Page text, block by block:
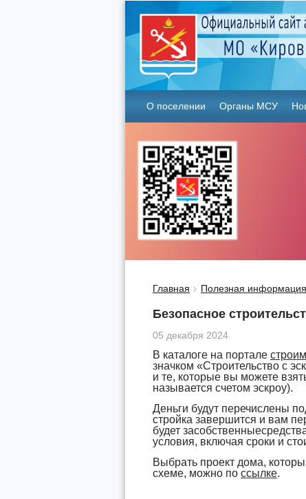
О поселении Органы МСУ
Главная Полезная информация
Безопасное
05 декабря 2024
В каталоге на портале
значком «Строительство с
и те, которые вы можете
называется счетом эскроу).
Деньги будут перечислены
стройка завершится и вам
будет
условия, включая сроки и
Выбрать проект дома,
схеме, можно по ссылке.